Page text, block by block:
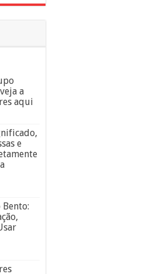
a
aqui
e
Bento: